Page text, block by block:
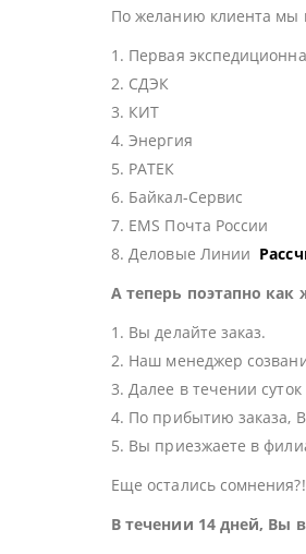
По желанию клиента мы
1. Первая
2. СДЭК
3. КИТ
4. Энергия
5. РАТЕК
6. Байкал-Сервис
7. EMS Почта России
8. Деловые Линии
А теперь поэтапно как
1. Вы делайте заказ.
2. Наш менеджер
3. Далее в течении
4. По прибытию заказа,
5. Вы приезжаете в
Еще остались сомнения?!
В течении 14 дней, Вы